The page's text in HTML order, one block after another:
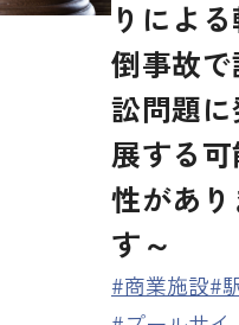
りによ
倒事故
訟問題
展する
性があ
す～
#商業施設#